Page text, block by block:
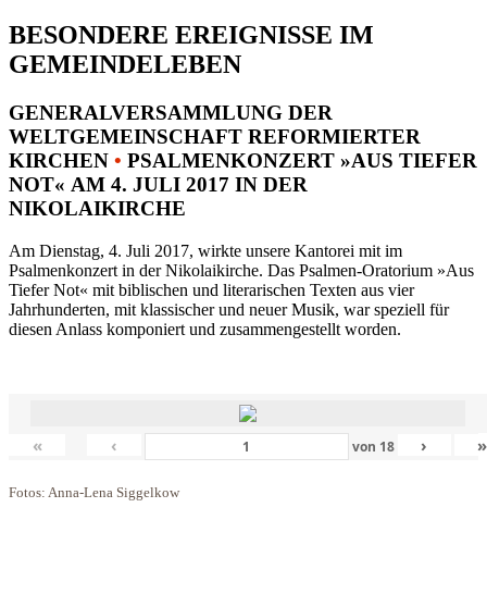
BESONDERE EREIGNISSE IM
GEMEINDELEBEN
GENERALVERSAMMLUNG DER
WELTGEMEINSCHAFT REFORMIERTER
KIRCHEN • PSALMENKONZERT »AUS TIEFER
NOT« AM 4. JULI 2017 IN DER
NIKOLAIKIRCHE
Am Dienstag, 4. Juli 2017, wirkte unsere Kantorei mit im
Psalmenkonzert in der Nikolaikirche. Das Psalmen-Oratorium »Aus
Tiefer Not« mit biblischen und literarischen Texten aus vier
Jahrhunderten, mit klassischer und neuer Musik, war speziell für
diesen Anlass komponiert und zusammengestellt worden.
« ‹ von 18 › »
Fotos: Anna-Lena Siggelkow